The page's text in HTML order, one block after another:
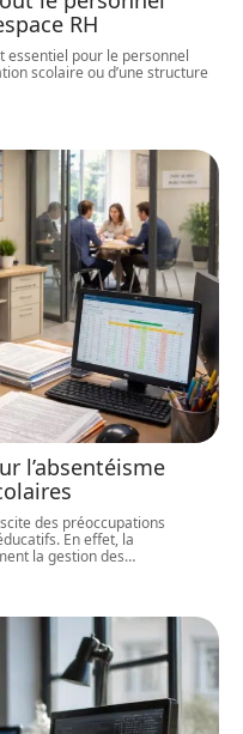
RH
essentiel pour le personnel
scolaire ou d’une structure
l’absentéisme
des préoccupations
En effet, la
la gestion des…